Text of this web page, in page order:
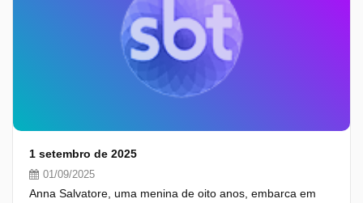
1 setembro de 2025
01/09/2025
Anna Salvatore, uma menina de oito anos, embarca em